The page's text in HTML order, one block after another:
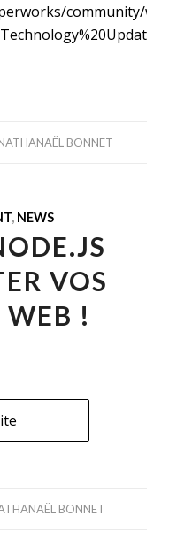
community/
BONNET
, NEWS
VOS
WEB !
BONNET